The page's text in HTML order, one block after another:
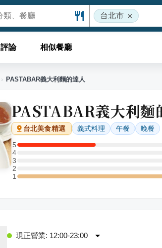
台北市
評論 相似餐廳
› PASTABAR義大利麵的達人
PASTABAR義大利麵
台北美食精選 義式料理 午餐 晚餐
5
5 星：1 則評論
4
4 星：0 則評論
3
3 星：0 則評論
2
2 星：0 則評論
11 星：2 則評論
現正營業: 12:00-23:00